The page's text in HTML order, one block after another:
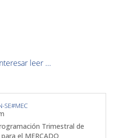
leer ...
SE#MEC
Trimestral de
el MERCADO